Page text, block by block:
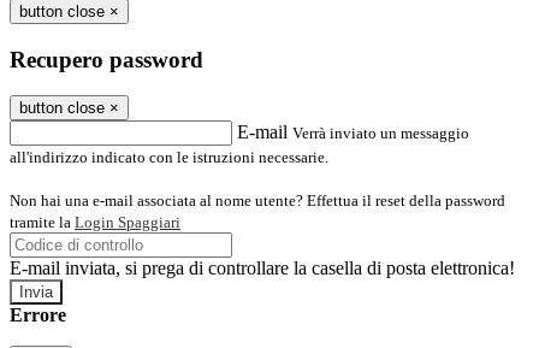
button close ×
Recupero password
button close ×
E-mail Verrà inviato un messaggio
all'indirizzo indicato con le istruzioni necessarie.
Non hai una e-mail associata al nome utente? Effettua il reset della password
tramite la Login Spaggiari
E-mail inviata, si prega di controllare la casella di posta elettronica!
Errore